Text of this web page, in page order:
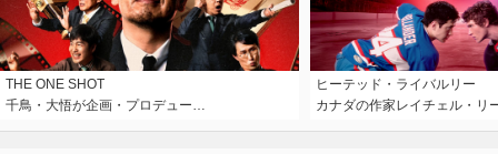
THE ONE SHOT
千鳥・大悟が企画・プロデュー…
ヒーテッド・ライバルリー
カナダの作家レイチェル・リ